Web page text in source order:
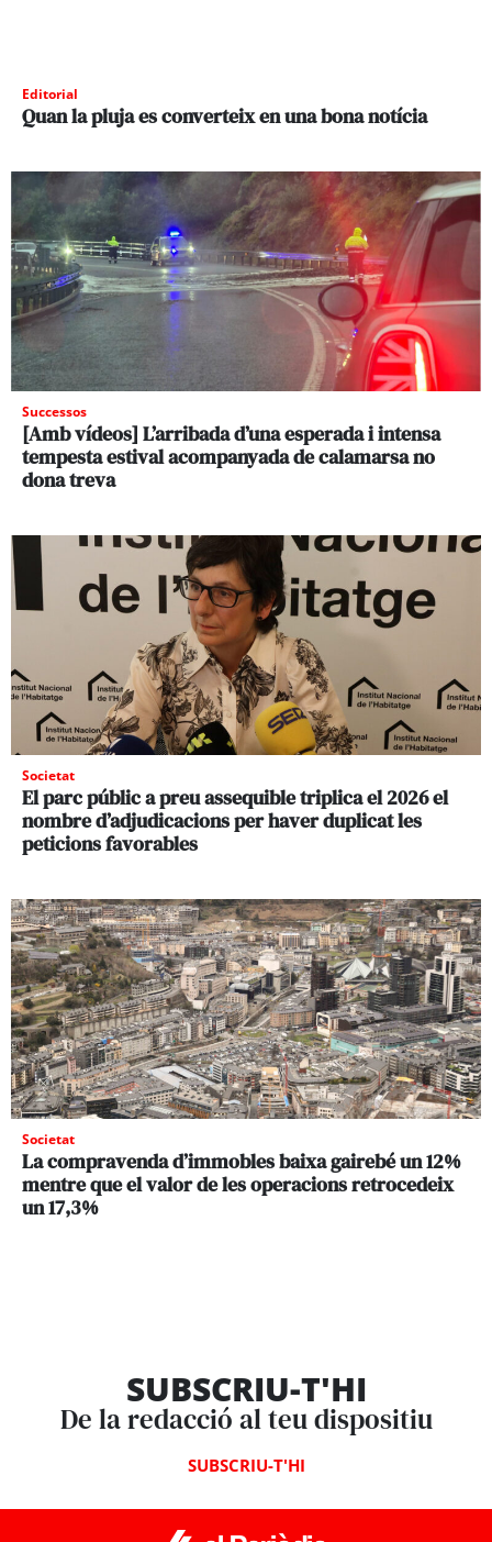
Editorial
Quan la pluja es converteix en una bona notícia
Successos
[Amb vídeos] L’arribada d’una esperada i intensa
tempesta estival acompanyada de calamarsa no
dona treva
Societat
El parc públic a preu assequible triplica el 2026 el
nombre d’adjudicacions per haver duplicat les
peticions favorables
Societat
La compravenda d’immobles baixa gairebé un 12%
mentre que el valor de les operacions retrocedeix
un 17,3%
SUBSCRIU-T'HI
De la redacció al teu dispositiu
SUBSCRIU-T'HI